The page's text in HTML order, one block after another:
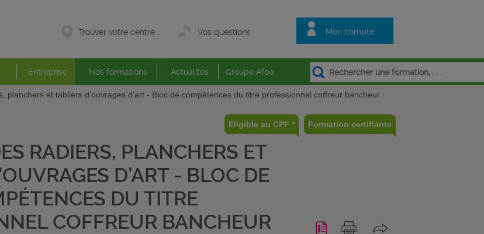
Mon compte
Trouver votre centre Vos questions
Entreprise Nos formations Actualités Groupe Afpa
planchers et tabliers d’ouvrages d’art - Bloc de compétences du titre professionnel coffreur bancheur
Eligible au CPF * Formation certifiante
RADIERS, PLANCHERS ET
D’ART - BLOC DE
DU TITRE
COFFREUR BANCHEUR